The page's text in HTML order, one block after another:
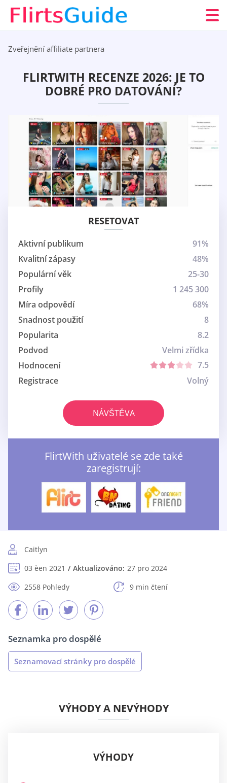
Zveřejnění affiliate partnera
FLIRTWITH RECENZE 2026: JE TO
DOBRÉ PRO DATOVÁNÍ?
RESETOVAT
Aktivní publikum
91%
Kvalitní zápasy
48%
Populární věk
25-30
Profily
1 245 300
Míra odpovědí
68%
Snadnost použití
8
Popularita
8.2
Podvod
Velmi zřídka
Hodnocení
7.5
Registrace
Volný
NÁVŠTĚVA
FlirtWith uživatelé se zde také
zaregistrují:
Caitlyn
03 èen 2021
Aktualizováno: 27 pro 2024
2558 Pohledy
9 min čtení
Seznamka pro dospělé
Seznamovací stránky pro dospělé
VÝHODY A NEVÝHODY
VÝHODY